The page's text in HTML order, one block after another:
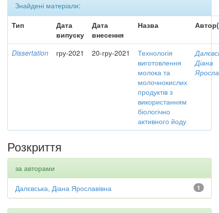
Знайдені матеріали:
Тип
Дата
випуску
Дата
внесення
Назва
Dissertation гру-2021 20-гру-2021
Технологія
виготовлення
молока та
молочнокислих
продуктів з
використанням
біологічно
активного йоду
Діана
Розкриття
за авторами
1
Далєвська, Діана Ярославівна